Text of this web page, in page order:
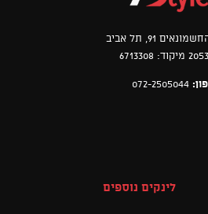
91, תל אביב
072-2505044
לינקים נוספים